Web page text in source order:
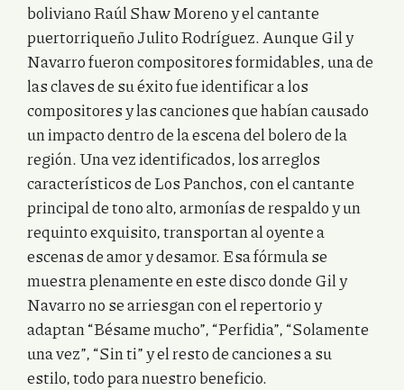
boliviano Raúl Shaw Moreno y el cantante
puertorriqueño Julito Rodríguez. Aunque Gil y
Navarro fueron compositores formidables, una de
las claves de su éxito fue identificar a los
compositores y las canciones que habían causado
un impacto dentro de la escena del bolero de la
región. Una vez identificados, los arreglos
característicos de Los Panchos, con el cantante
principal de tono alto, armonías de respaldo y un
requinto exquisito, transportan al oyente a
escenas de amor y desamor. Esa fórmula se
muestra plenamente en este disco donde Gil y
Navarro no se arriesgan con el repertorio y
adaptan “Bésame mucho”, “Perfidia”, “Solamente
una vez”, “Sin ti” y el resto de canciones a su
estilo, todo para nuestro beneficio.